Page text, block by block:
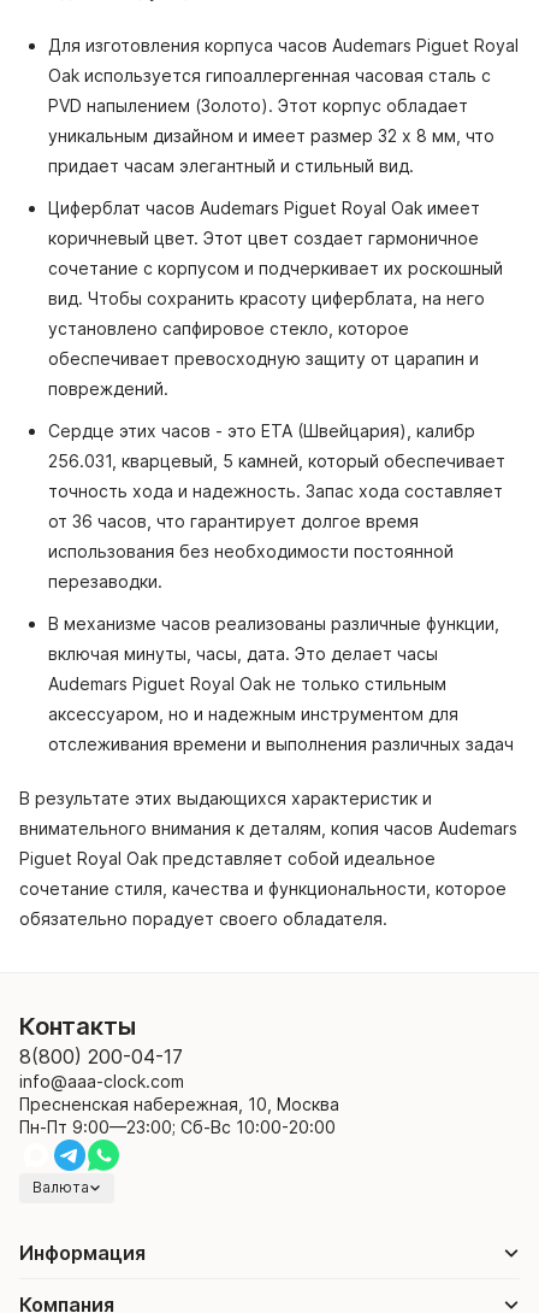
Для изготовления корпуса часов Audemars Piguet Royal
Oak используется гипоаллергенная часовая сталь с
PVD напылением (Золото). Этот корпус обладает
уникальным дизайном и имеет размер 32 x 8 мм, что
придает часам элегантный и стильный вид.
Циферблат часов Audemars Piguet Royal Oak имеет
коричневый цвет. Этот цвет создает гармоничное
сочетание с корпусом и подчеркивает их роскошный
вид. Чтобы сохранить красоту циферблата, на него
установлено сапфировое стекло, которое
обеспечивает превосходную защиту от царапин и
повреждений.
Сердце этих часов - это ETA (Швейцария), калибр
256.031, кварцевый, 5 камней, который обеспечивает
точность хода и надежность. Запас хода составляет
от 36 часов, что гарантирует долгое время
использования без необходимости постоянной
перезаводки.
В механизме часов реализованы различные функции,
включая минуты, часы, дата. Это делает часы
Audemars Piguet Royal Oak не только стильным
аксессуаром, но и надежным инструментом для
отслеживания времени и выполнения различных задач
В результате этих выдающихся характеристик и
внимательного внимания к деталям, копия часов Audemars
Piguet Royal Oak представляет собой идеальное
сочетание стиля, качества и функциональности, которое
обязательно порадует своего обладателя.
Контакты
8(800) 200-04-17
info@aaa-clock.com
Пресненская набережная, 10, Москва
Пн-Пт 9:00—23:00; Сб-Вс 10:00-20:00
Валюта
Информация
Компания